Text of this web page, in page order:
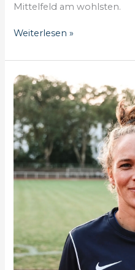
Mittelfeld am wohlsten.
Borussia
angelt
Selma
Keune
Weiterlesen »